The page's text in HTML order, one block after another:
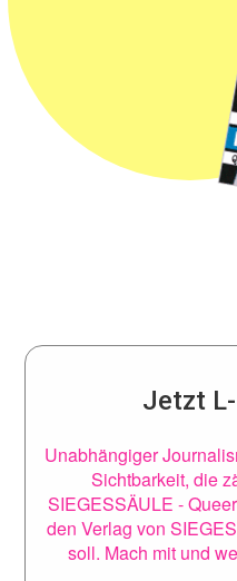
Jetzt
Unabhängiger
Sichtbarkeit, die
SIEGESSÄULE -
den Verlag von
soll. Mach mit und